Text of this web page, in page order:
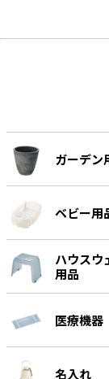
べられる知遊玩具
ガーデン
ベビー用
ハウスウ
用品
医療機器
名入れ